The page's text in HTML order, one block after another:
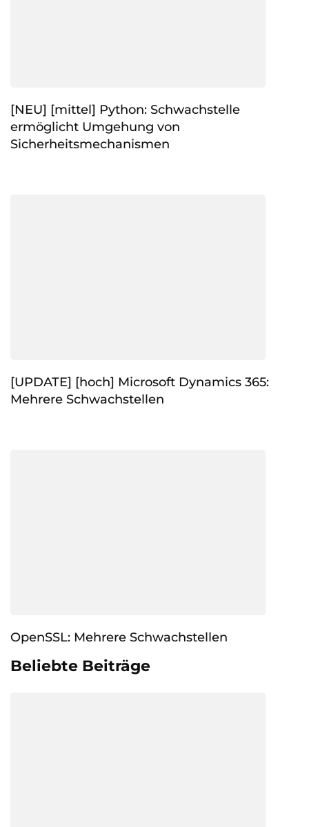
[NEU] [mittel] Python: Schwachstelle
ermöglicht Umgehung von
Sicherheitsmechanismen
[UPDATE] [hoch] Microsoft Dynamics 365:
Mehrere Schwachstellen
OpenSSL: Mehrere Schwachstellen
Beliebte Beiträge